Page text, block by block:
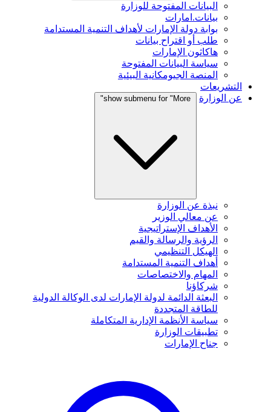
البيانات المفتوحة للوزارة
بيانات.امارات
بوابة دولة الإمارات لأهداف التنمية المستدامة
طلب أو اقتراح بيانات
هاكاثون الإمارات
سياسة البيانات المفتوحة
المنصة الجيومكانية البيئية
التشريعات
عن الوزارة
show submenu for "More"
نبذة عن الوزارة
عن معالي الوزير
الأهداف الإستراتيجية
الرؤية والرسالة والقيم
الهيكل التنظيمي
أهداف التنمية المستدامة
المهام والاختصاصات
شركاؤنا
البعثة الدائمة لدولة الإمارات لدى الوكالة الدولية
للطاقة المتجددة
سياسة الأنظمة الإدارية المتكاملة
تطبيقات الوزارة
جناح الإمارات